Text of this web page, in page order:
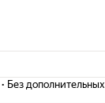
· Без дополнительных